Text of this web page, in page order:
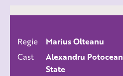
Regie
Marius Olteanu
Cast
Alexandru
State